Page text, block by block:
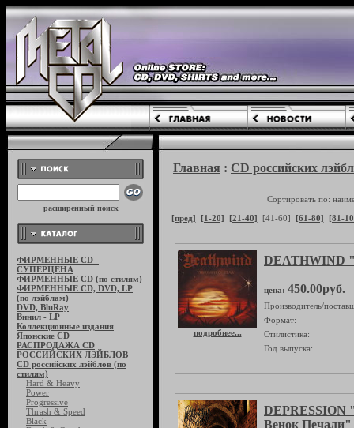
расширенный поиск
ФИРМЕННЫЕ CD -
СУПЕРЦЕНА
ФИРМЕННЫЕ CD (по стилям)
ФИРМЕННЫЕ CD, DVD, LP
(по лэйблам)
DVD, BluRay
Винил - LP
Коллекционные издания
Японские CD
РАСПРОДАЖА CD
РОССИЙСКИХ ЛЭЙБЛОВ
CD российских лэйблов (по
стилям)
Hard & Heavy
Power
Progressive
Thrash & Speed
Black
Главная : CD российских
Сортировать по:
[пред] [1-20] [21-40] [41-60] [61-80] [81-
подробнее...
DEATHWIND
цена: 450.00руб.
Производитель/
Формат:
Стилистика:
Год выпуска:
DEPRESSION
Венок Печали"